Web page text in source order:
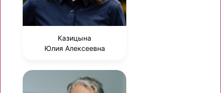
Казицына
Юлия Алексеевна